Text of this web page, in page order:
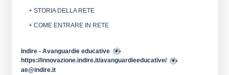
+ STORIA DELLA RETE
+ COME ENTRARE IN RETE
Indire - Avanguardie educative
https://innovazione.indire.it/avanguardieeducative/
ae@indire.it